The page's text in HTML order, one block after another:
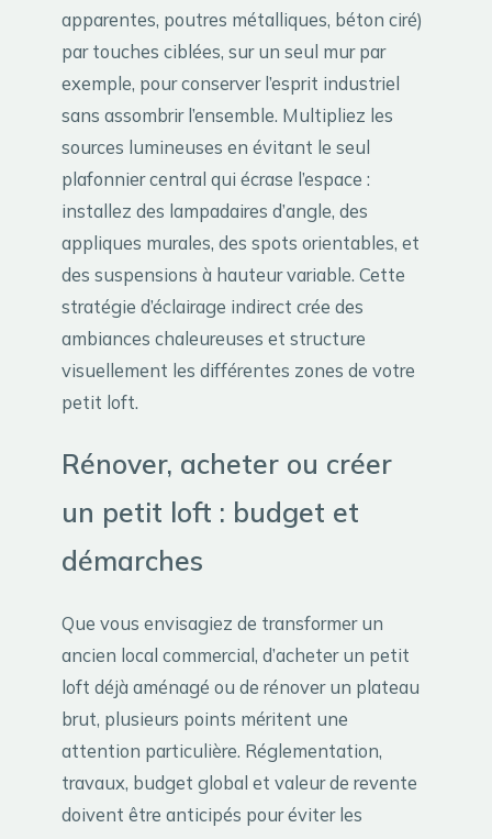
apparentes, poutres métalliques, béton ciré)
par touches ciblées, sur un seul mur par
exemple, pour conserver l’esprit industriel
sans assombrir l’ensemble. Multipliez les
sources lumineuses en évitant le seul
plafonnier central qui écrase l’espace :
installez des lampadaires d’angle, des
appliques murales, des spots orientables, et
des suspensions à hauteur variable. Cette
stratégie d’éclairage indirect crée des
ambiances chaleureuses et structure
visuellement les différentes zones de votre
petit loft.
Rénover, acheter ou créer
un petit loft : budget et
démarches
Que vous envisagiez de transformer un
ancien local commercial, d’acheter un petit
loft déjà aménagé ou de rénover un plateau
brut, plusieurs points méritent une
attention particulière. Réglementation,
travaux, budget global et valeur de revente
doivent être anticipés pour éviter les